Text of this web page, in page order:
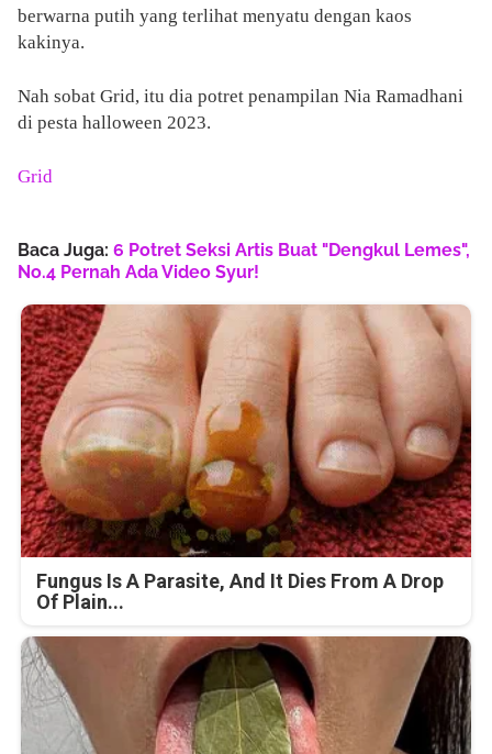
berwarna putih yang terlihat menyatu dengan kaos
kakinya.
Nah sobat Grid, itu dia potret penampilan Nia Ramadhani
di pesta halloween 2023.
Grid
Baca Juga: 6 Potret Seksi Artis Buat "Dengkul Lemes",
No.4 Pernah Ada Video Syur!
Fungus Is A Parasite, And It Dies From A Drop
Of Plain...